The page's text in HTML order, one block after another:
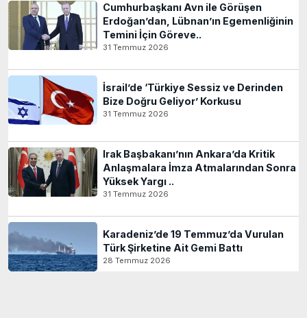
Cumhurbaşkanı Avn ile Görüşen
Erdoğan’dan, Lübnan’ın Egemenliğinin
Temini İçin Göreve..
31 Temmuz 2026
İsrail’de ‘Türkiye Sessiz ve Derinden
Bize Doğru Geliyor’ Korkusu
31 Temmuz 2026
Irak Başbakanı’nın Ankara’da Kritik
Anlaşmalara İmza Atmalarından Sonra
Yüksek Yargı ..
31 Temmuz 2026
Karadeniz’de 19 Temmuz’da Vurulan
Türk Şirketine Ait Gemi Battı
28 Temmuz 2026